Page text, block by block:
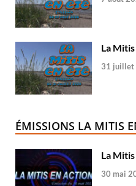
La
31 juillet
ÉMISSIONS LA MITIS
La
30 mai